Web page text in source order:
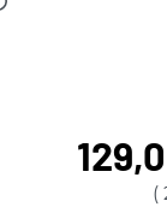
(